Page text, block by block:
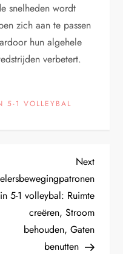
snelheden wordt
zich aan te passen
hun algehele
verbetert.
5-1 VOLLEYBAL
Next
Post
Next
in 5-1 volleybal: Ruimte
creëren, Stroom
behouden, Gaten
benutten